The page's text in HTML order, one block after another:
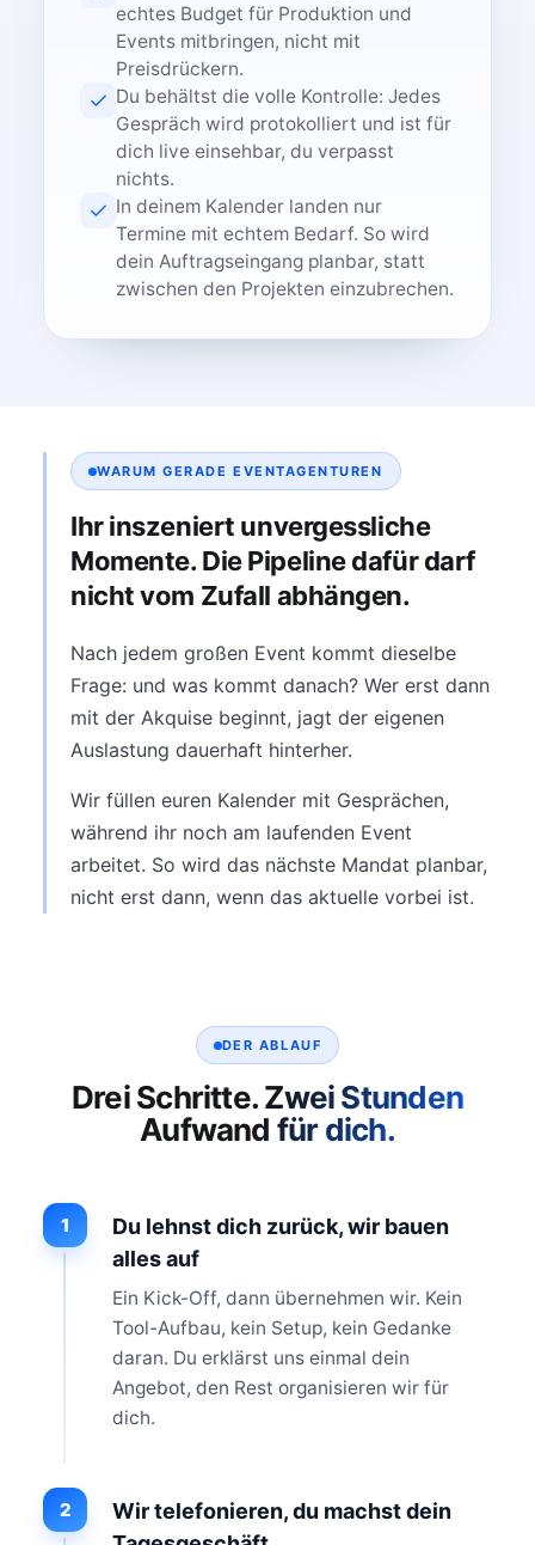
echtes Budget für Produktion und
Events mitbringen, nicht mit
Preisdrückern.
Du behältst die volle Kontrolle: Jedes
Gespräch wird protokolliert und ist für
dich live einsehbar, du verpasst
nichts.
In deinem Kalender landen nur
Termine mit echtem Bedarf. So wird
dein Auftragseingang planbar, statt
zwischen den Projekten einzubrechen.
WARUM GERADE EVENTAGENTUREN
Ihr inszeniert unvergessliche
Momente. Die Pipeline dafür darf
nicht vom Zufall abhängen.
Nach jedem großen Event kommt dieselbe
Frage: und was kommt danach? Wer erst dann
mit der Akquise beginnt, jagt der eigenen
Auslastung dauerhaft hinterher.
Wir füllen euren Kalender mit Gesprächen,
während ihr noch am laufenden Event
arbeitet. So wird das nächste Mandat planbar,
nicht erst dann, wenn das aktuelle vorbei ist.
DER ABLAUF
Drei Schritte. Zwei Stunden
Aufwand für dich.
1
Du lehnst dich zurück, wir bauen
alles auf
Ein Kick-Off, dann übernehmen wir. Kein
Tool-Aufbau, kein Setup, kein Gedanke
daran. Du erklärst uns einmal dein
Angebot, den Rest organisieren wir für
dich.
2
Wir telefonieren, du machst dein